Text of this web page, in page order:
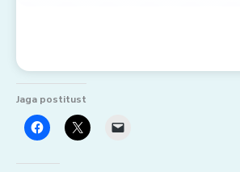
Jaga postitust